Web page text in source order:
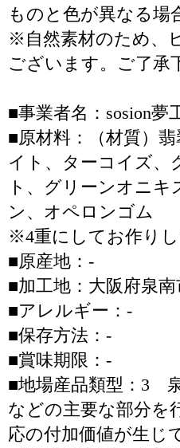
ものと色が異なる場
※自然素材のため、
ございます。ご了承
■事業者名：sosion夢
■原材料：（材質）
イト、ターコイズ、
ト、グリーンオニキ
ン、オペロンゴム
※4重にしてお作りし
■原産地：-
■加工地：大阪府泉南
■アレルギー：-
■保存方法：-
■賞味期限：-
■地場産品類型：3
などの主要な部分を
応の付加価値が生じ